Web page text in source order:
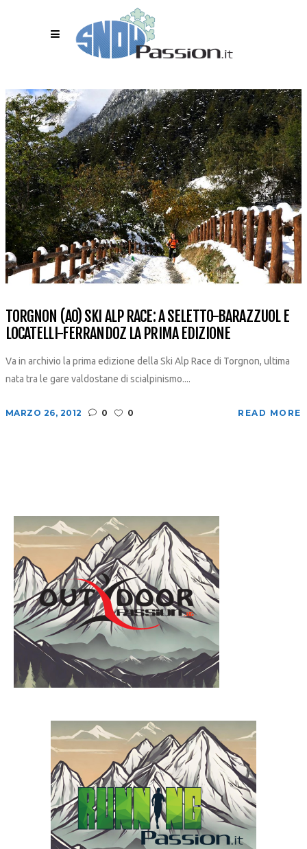
TORGNON (AO) SKI ALP RACE: A SELETTO-BARAZZUOL E
LOCATELLI-FERRANDOZ LA PRIMA EDIZIONE
Va in archivio la prima edizione della Ski Alp Race di Torgnon, ultima
nata tra le gare valdostane di scialpinismo....
MARZO 26, 2012 0 0 READ MORE